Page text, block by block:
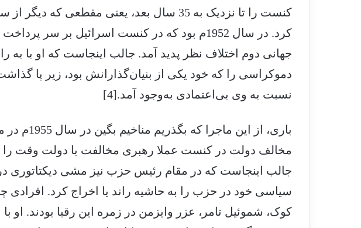
کنست را تا نزدیک به 35 سال بعد، یعنی مقطعی
کرد. در سال 1952م بود که در کنست اسرائیل بر سر
جهانی دوم اختلاف نظر پدید آمد. جالب اینجاست که او با به
دموکراسی را که خود یکی از بنیان‌گذارانش بود، زیر پا
نسبت به وی بی‌اعتمادی به‌وجود آمد.[4]
باری، از این
مخالف دولت در کنست عملا رهبری مخالفت با دولت وقت
جالب اینجاست که در مقام رئیس حزب نیز مشی دیکتاتوری
سیاسی خود در حزب را به حاشیه راند یا اخراج کرد. افرادی
کوک، شموئیل تامر، عزر وایزمن در زمره این رقبا بودند. او